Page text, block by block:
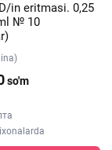
in eritmasi. 0,25
№ 10
so'm